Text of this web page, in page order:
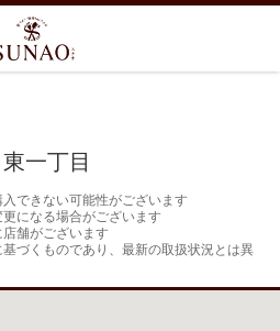
一丁目
できない可能性がございます
になる場合がございます
舗がございます
づくものであり、最新の取扱状況とは異